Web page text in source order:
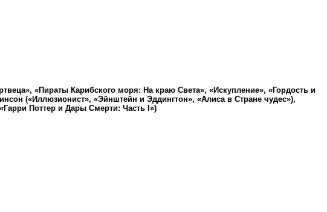
«Пираты Карибского моря: На краю Света», «Искупление», «Гордость и
(«Иллюзионист», «Эйнштейн и Эддингтон», «Алиса в Стране чудес»),
Поттер и Дары Смерти: Часть I»)